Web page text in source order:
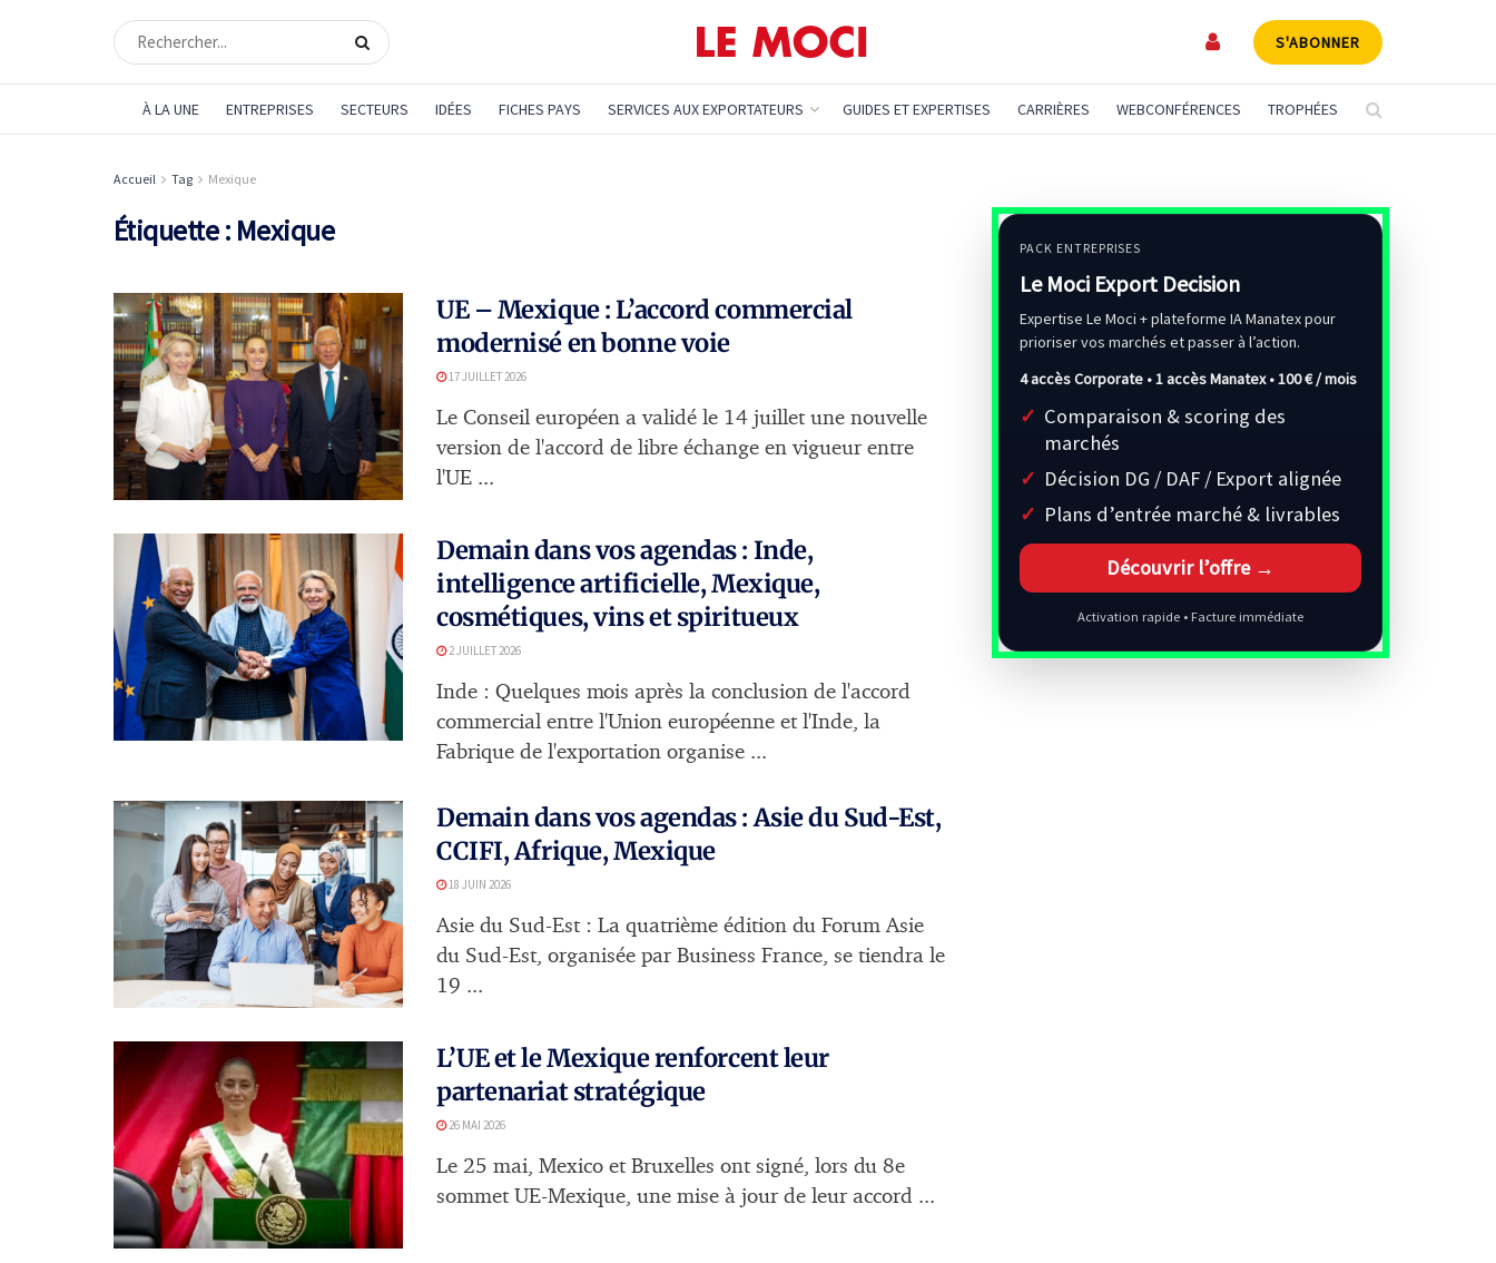
S'ABONNER
À LA UNE ENTREPRISES SECTEURS IDÉES FICHES PAYS SERVICES AUX EXPORTATEURS GUIDES ET EXPERTISES CARRIÈRES WEBCONFÉRENCES TROPHÉES
Accueil Tag Mexique
Étiquette : Mexique
UE – Mexique : L’accord commercial
modernisé en bonne voie
17 JUILLET 2026
Le Conseil européen a validé le 14 juillet une nouvelle
version de l'accord de libre échange en vigueur entre
l'UE ...
Demain dans vos agendas : Inde,
intelligence artificielle, Mexique,
cosmétiques, vins et spiritueux
2 JUILLET 2026
Inde : Quelques mois après la conclusion de l'accord
commercial entre l'Union européenne et l'Inde, la
Fabrique de l'exportation organise ...
Demain dans vos agendas : Asie du Sud-Est,
CCIFI, Afrique, Mexique
18 JUIN 2026
Asie du Sud-Est : La quatrième édition du Forum Asie
du Sud-Est, organisée par Business France, se tiendra le
19 ...
L’UE et le Mexique renforcent leur
partenariat stratégique
26 MAI 2026
Le 25 mai, Mexico et Bruxelles ont signé, lors du 8e
sommet UE-Mexique, une mise à jour de leur accord ...
PACK ENTREPRISES
Le Moci Export Decision
Expertise Le Moci + plateforme IA Manatex pour
prioriser vos marchés et passer à l’action.
4 accès Corporate • 1 accès Manatex •100 € / mois
Comparaison & scoring des
marchés
Décision DG / DAF / Export alignée
Plans d’entrée marché & livrables
Découvrir l’offre →
Activation rapide • Facture immédiate